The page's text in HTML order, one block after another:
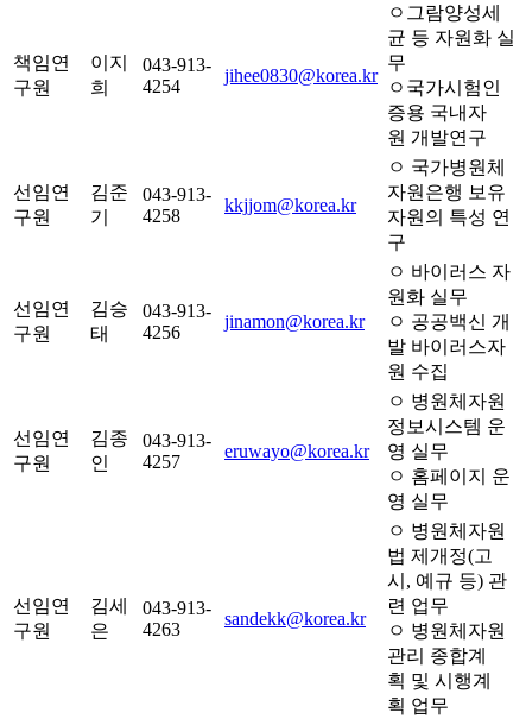
책임연
구원
이지
희
043-913-
4254
jihee0830@korea.kr
ㅇ그람양성세
균 등 자원화 실
무
ㅇ국가시험인
증용 국내자
원 개발연구
선임연
구원
김준
기
043-913-
4258
kkjjom@korea.kr
ㅇ 국가병원체
자원은행 보유
자원의 특성 연
구
선임연
구원
김승
태
043-913-
4256
jinamon@korea.kr
ㅇ 바이러스 자
원화 실무
ㅇ 공공백신 개
발 바이러스자
원 수집
선임연
구원
김종
인
043-913-
4257
eruwayo@korea.kr
ㅇ 병원체자원
정보시스템 운
영 실무
ㅇ 홈페이지 운
영 실무
선임연
구원
김세
은
043-913-
4263
sandekk@korea.kr
ㅇ 병원체자원
법 제개정(고
시, 예규 등) 관
련 업무
ㅇ 병원체자원
관리 종합계
획 및 시행계
획 업무